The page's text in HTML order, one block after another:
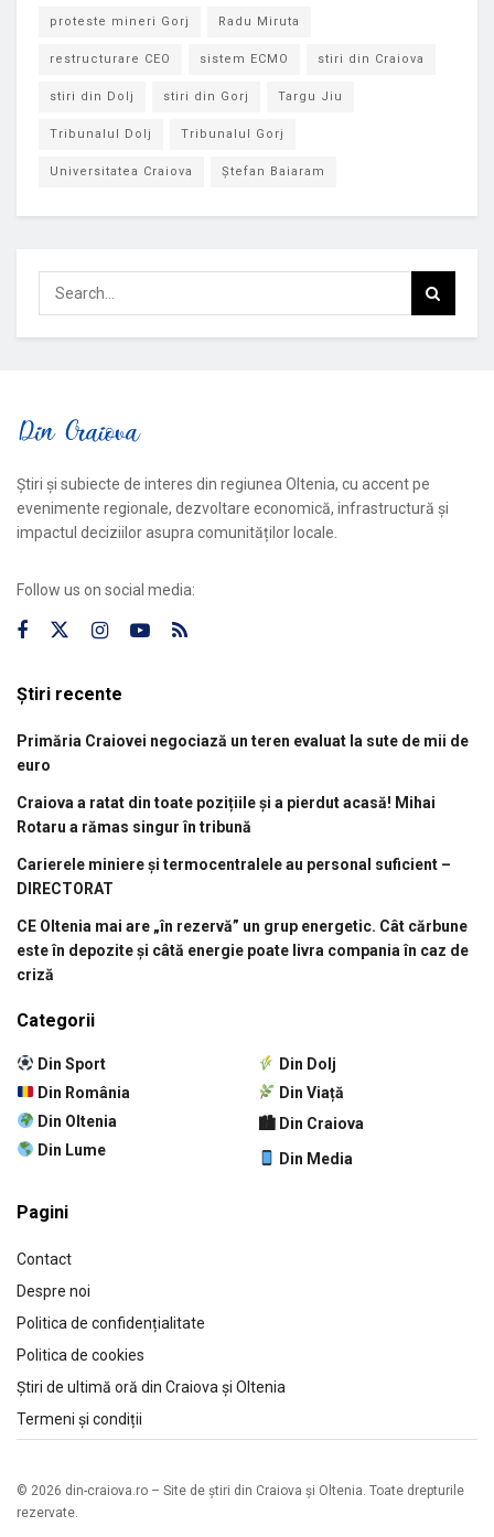
proteste mineri Gorj Radu Miruta
restructurare CEO sistem ECMO stiri din Craiova
stiri din Dolj stiri din Gorj Targu Jiu
Tribunalul Dolj Tribunalul Gorj
Universitatea Craiova Ștefan Baiaram
Știri și subiecte de interes din regiunea Oltenia, cu accent pe
evenimente regionale, dezvoltare economică, infrastructură și
impactul deciziilor asupra comunităților locale.
Follow us on social media:
Știri recente
Primăria Craiovei negociază un teren evaluat la sute de mii de
euro
Craiova a ratat din toate pozițiile și a pierdut acasă! Mihai
Rotaru a rămas singur în tribună
Carierele miniere și termocentralele au personal suficient –
DIRECTORAT
CE Oltenia mai are „în rezervă” un grup energetic. Cât cărbune
este în depozite și câtă energie poate livra compania în caz de
criză
Categorii
Din Sport
Din România
Din Oltenia
Din Lume
Din Dolj
Din Viață
🏙 Din Craiova
Din Media
Pagini
Contact
Despre noi
Politica de confidențialitate
Politica de cookies
Știri de ultimă oră din Craiova și Oltenia
Termeni și condiții
© 2026 din-craiova.ro – Site de știri din Craiova și Oltenia. Toate drepturile
rezervate.